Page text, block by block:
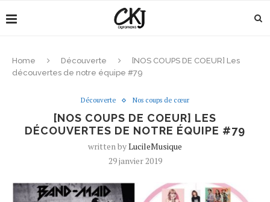
Home Découverte
[NOS COUPS DE COEUR] Les
découvertes de notre équipe #79
Découverte Nos coups de cœur
[NOS COUPS DE COEUR] LES
DÉCOUVERTES DE NOTRE ÉQUIPE #79
written byLucileMusique
29 janvier 2019